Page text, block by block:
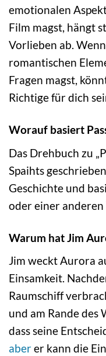
emotionalen
Film magst, hängt
Vorlieben ab.
romantischen
Fragen magst,
Richtige für dich
Worauf basiert
Das Drehbuch zu
Spaihts
Geschichte und
oder einer anderen
Warum hat Jim
Jim weckt Aurora
Einsamkeit.
Raumschiff
und am Rande des
dass seine
aberer kann die